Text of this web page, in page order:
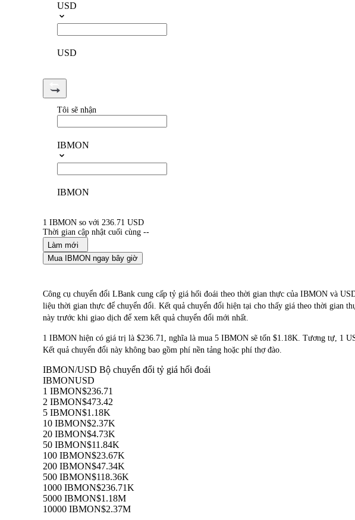
USD
USD
Tôi sẽ nhận
IBMON
IBMON
1 IBMON so với 236.71 USD
Thời gian cập nhật cuối cùng --
Làm mới
Mua IBMON ngay bây giờ
Công cụ chuyển đổi LBank cung cấp tỷ giá hối đoái theo thời gian thực của IBMON và
liệu thời gian thực để chuyển đổi. Kết quả chuyển đổi hiện tại cho thấy giá theo thời gian
này trước khi giao dịch để xem kết quả chuyển đổi mới nhất.
1 IBMON hiện có giá trị là $236.71, nghĩa là mua 5 IBMON sẽ tốn $1.18K. Tương tự, 1
Kết quả chuyển đổi này không bao gồm phí nền tảng hoặc phí thợ đào.
IBMON/USD Bộ chuyển đổi tỷ giá hối đoái
IBMONUSD
1 IBMON$236.71
2 IBMON$473.42
5 IBMON$1.18K
10 IBMON$2.37K
20 IBMON$4.73K
50 IBMON$11.84K
100 IBMON$23.67K
200 IBMON$47.34K
500 IBMON$118.36K
1000 IBMON$236.71K
5000 IBMON$1.18M
10000 IBMON$2.37M